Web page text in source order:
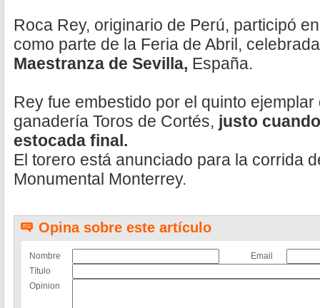
Roca Rey, originario de Perú, participó
como parte de la Feria de Abril,
Maestranza de Sevilla, España.
Rey fue embestido por el quinto
ganadería Toros de Cortés, justo
estocada final.
El torero está anunciado para la corrida
Monumental Monterrey.
Opina sobre este artículo
Nombre
Email
Título
Opinion